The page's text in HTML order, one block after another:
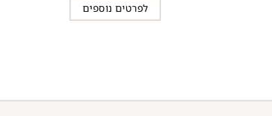
לפרטים נוספים